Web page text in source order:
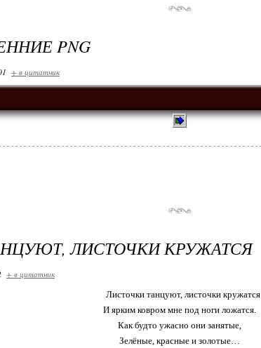
PNG
+ в цитатник
ЛИСТОЧКИ КРУЖАТСЯ
+ в цитатник
Листочки танцуют, листочки кружатся
И ярким ковром мне под ноги ложатся.
Как будто ужасно они занятые,
Зелёные, красные и золотые…